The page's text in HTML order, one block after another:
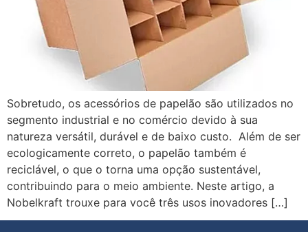
Sobretudo, os acessórios de papelão são utilizados no
segmento industrial e no comércio devido à sua
natureza versátil, durável e de baixo custo. Além de ser
ecologicamente correto, o papelão também é
reciclável, o que o torna uma opção sustentável,
contribuindo para o meio ambiente. Neste artigo, a
Nobelkraft trouxe para você três usos inovadores […]